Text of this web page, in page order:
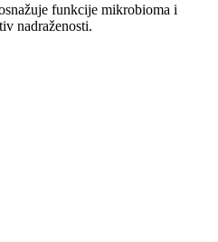
funkcije mikrobioma i
nadraženosti.